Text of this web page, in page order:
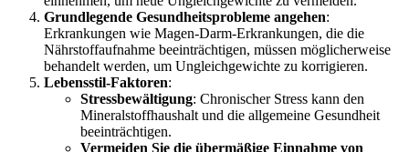
Grundlegende Gesundheitsprobleme angehen:
Erkrankungen wie Magen-Darm-Erkrankungen, die die
Nährstoffaufnahme beeinträchtigen, müssen möglicherweise
behandelt werden, um Ungleichgewichte zu korrigieren.
Lebensstil-Faktoren:
Stressbewältigung: Chronischer Stress kann den
Mineralstoffhaushalt und die allgemeine Gesundheit
beeinträchtigen.
Vermeiden Sie die übermäßige Einnahme von